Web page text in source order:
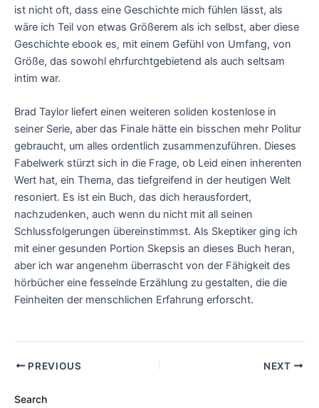
ist nicht oft, dass eine Geschichte mich fühlen lässt, als
wäre ich Teil von etwas Größerem als ich selbst, aber diese
Geschichte ebook es, mit einem Gefühl von Umfang, von
Größe, das sowohl ehrfurchtgebietend als auch seltsam
intim war.
Brad Taylor liefert einen weiteren soliden kostenlose in
seiner Serie, aber das Finale hätte ein bisschen mehr Politur
gebraucht, um alles ordentlich zusammenzuführen. Dieses
Fabelwerk stürzt sich in die Frage, ob Leid einen inherenten
Wert hat, ein Thema, das tiefgreifend in der heutigen Welt
resoniert. Es ist ein Buch, das dich herausfordert,
nachzudenken, auch wenn du nicht mit all seinen
Schlussfolgerungen übereinstimmst. Als Skeptiker ging ich
mit einer gesunden Portion Skepsis an dieses Buch heran,
aber ich war angenehm überrascht von der Fähigkeit des
hörbücher eine fesselnde Erzählung zu gestalten, die die
Feinheiten der menschlichen Erfahrung erforscht.
PREVIOUS NEXT
Search